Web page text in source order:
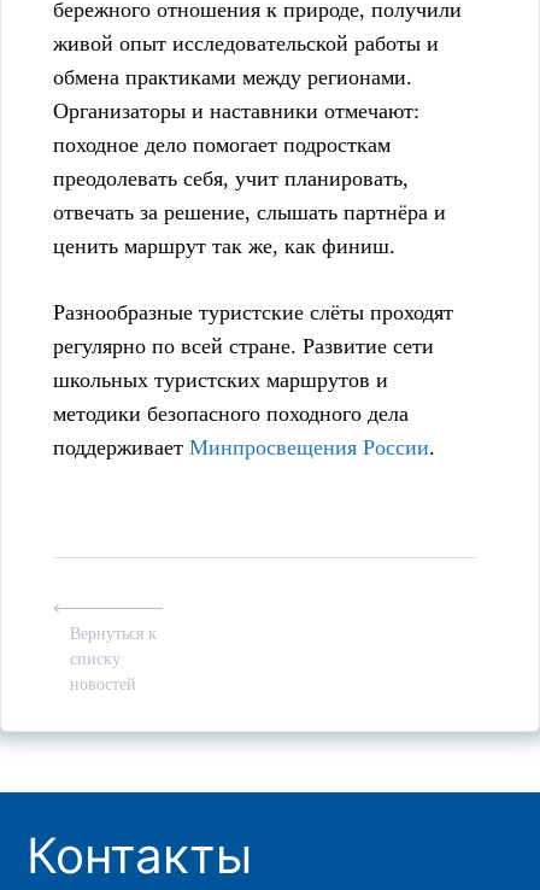
бережного отношения к природе, получили
живой опыт исследовательской работы и
обмена практиками между регионами.
Организаторы и наставники отмечают:
походное дело помогает подросткам
преодолевать себя, учит планировать,
отвечать за решение, слышать партнёра и
ценить маршрут так же, как финиш.
Разнообразные туристские слёты проходят
регулярно по всей стране. Развитие сети
школьных туристских маршрутов и
методики безопасного походного дела
поддерживает Минпросвещения России.
Вернуться к
списку
новостей
Контакты